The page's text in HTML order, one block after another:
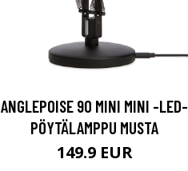
ANGLEPOISE 90 MINI MINI -LED-
PÖYTÄLAMPPU MUSTA
149.9 EUR